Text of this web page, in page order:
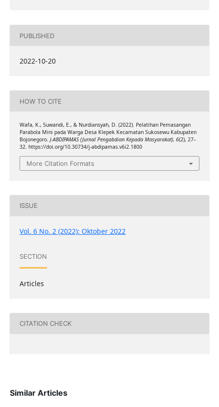
PUBLISHED
2022-10-20
HOW TO CITE
Wafa, K., Suwandi, E., & Nurdiansyah, D. (2022). Pelatihan Pemasangan
Parabola Mini pada Warga Desa Klepek Kecamatan Sukosewu Kabupaten
Bojonegoro. J-ABDIPAMAS (Jurnal Pengabdian Kepada Masyarakat), 6(2), 27–
32. https://doi.org/10.30734/j-abdipamas.v6i2.1800
More Citation Formats
ISSUE
Vol. 6 No. 2 (2022): Oktober 2022
SECTION
Articles
CITATION CHECK
Similar Articles